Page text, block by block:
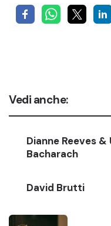
Vedi anche:
Dianne Reeves
Bacharach
David Brutti